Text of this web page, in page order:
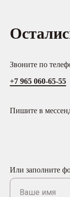
Звоните по
+7 965 060-65-55
Пишите в
Или заполните
Ваше имя